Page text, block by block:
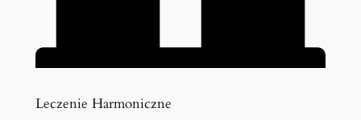
Leczenie Harmoniczne